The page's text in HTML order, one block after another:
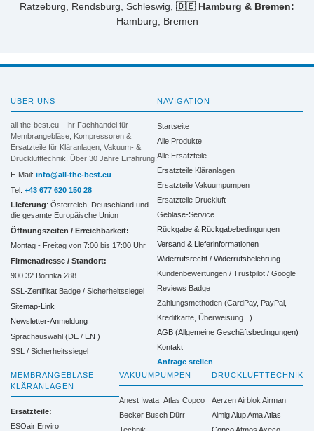
Ratzeburg, Rendsburg, Schleswig, 🇩🇪 Hamburg & Bremen:
Hamburg, Bremen
ÜBER UNS
all-the-best.eu - Ihr Fachhandel für
Membrangebläse, Kompressoren &
Ersatzteile für Kläranlagen, Vakuum- &
Drucklufttechnik. Über 30 Jahre Erfahrung.
E-Mail: info@all-the-best.eu
Tel: +43 677 620 150 28
Lieferung: Österreich, Deutschland und
die gesamte Europäische Union
Öffnungszeiten / Erreichbarkeit:
Montag - Freitag von 7:00 bis 17:00 Uhr
Firmenadresse / Standort:
900 32 Borinka 288
SSL-Zertifikat Badge / Sicherheitssiegel
Sitemap-Link
Newsletter-Anmeldung
Sprachauswahl (DE / EN )
SSL / Sicherheitssiegel
NAVIGATION
Startseite
Alle Produkte
Alle Ersatzteile
Ersatzteile Kläranlagen
Ersatzteile Vakuumpumpen
Ersatzteile Druckluft
Gebläse-Service
Rückgabe & Rückgabebedingungen
Versand & Lieferinformationen
Widerrufsrecht / Widerrufsbelehrung
Kundenbewertungen / Trustpilot / Google
Reviews Badge
Zahlungsmethoden (CardPay, PayPal,
Kreditkarte, Überweisung...)
AGB (Allgemeine Geschäftsbedingungen)
Kontakt
Anfrage stellen
MEMBRANGEBLÄSE
KLÄRANLAGEN
Ersatzteile:
ESOair Enviro
VAKUUMPUMPEN
Anest Iwata Atlas Copco
Becker Busch Dürr
DRUCKLUFTTECHNIK
AerzenAirblok Airman
Almig Alup Ama Atlas